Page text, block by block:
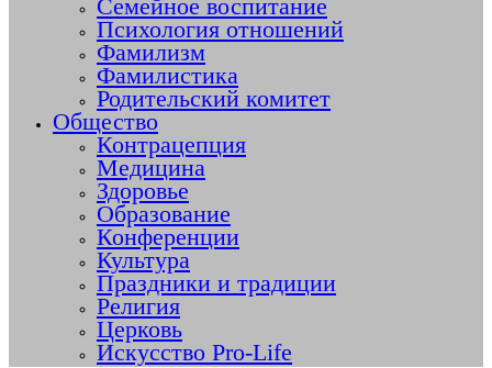
Семейное воспитание
Психология отношений
Фамилизм
Фамилистика
Родительский комитет
Общество
Контрацепция
Медицина
Здоровье
Образование
Конференции
Культура
Праздники и традиции
Религия
Церковь
Искусство Pro-Life